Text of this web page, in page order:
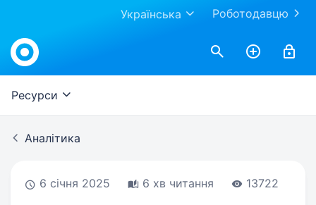
Роботодавцю
Українська
Work.ua
Ресурси
Аналітика
6 січня 2025 6 хв читання 13722